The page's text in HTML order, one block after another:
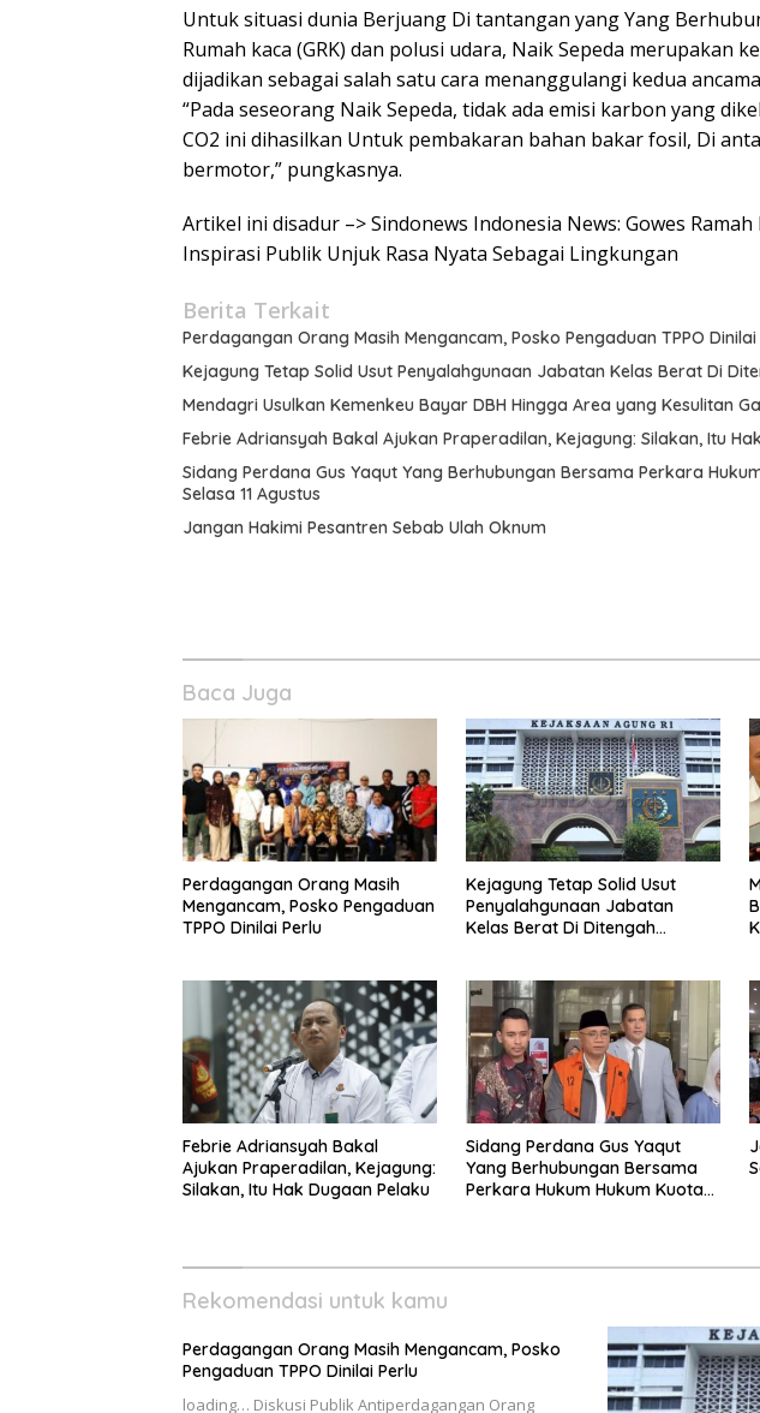
Untuk situasi dunia Berjuang Di tantangan yang Yang
Rumah kaca (GRK) dan polusi udara, Naik Sepeda merupakan
dijadikan sebagai salah satu cara menanggulangi kedua
“Pada seseorang Naik Sepeda, tidak ada emisi karbon yang
CO2 ini dihasilkan Untuk pembakaran bahan bakar fosil, Di
bermotor,” pungkasnya.
Artikel ini disadur –> Sindonews Indonesia News: Gowes
Inspirasi Publik Unjuk Rasa Nyata Sebagai Lingkungan
Berita Terkait
Perdagangan Orang Masih Mengancam, Posko Pengaduan TPPO Dinilai
Kejagung Tetap Solid Usut Penyalahgunaan Jabatan Kelas Berat Di
Mendagri Usulkan Kemenkeu Bayar DBH Hingga Area yang Kesulitan
Febrie Adriansyah Bakal Ajukan Praperadilan, Kejagung: Silakan, Itu
Sidang Perdana Gus Yaqut Yang Berhubungan Bersama Perkara
Selasa 11 Agustus
Jangan Hakimi Pesantren Sebab Ulah Oknum
Baca Juga
Perdagangan Orang Masih
Mengancam, Posko Pengaduan
TPPO Dinilai Perlu
Kejagung Tetap Solid Usut
Penyalahgunaan Jabatan
Kelas Berat Di Ditengah
Febrie Adriansyah Bakal
Ajukan Praperadilan, Kejagung:
Silakan, Itu Hak Dugaan Pelaku
Sidang Perdana Gus Yaqut
Yang Berhubungan Bersama
Perkara Hukum Hukum Kuota
Rekomendasi untuk kamu
Perdagangan Orang Masih Mengancam, Posko
Pengaduan TPPO Dinilai Perlu
loading… Diskusi Publik Antiperdagangan Orang